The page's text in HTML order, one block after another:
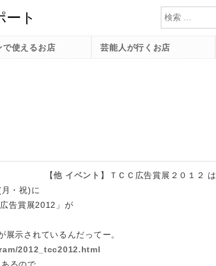
検索
【他 イベント 】 ＴＣＣ広告賞展２０１２ は
・祝)に
告賞展2012」が
示されているんだってー。
2012_tcc2012.html
で使えるお店 芸能人が行くお店